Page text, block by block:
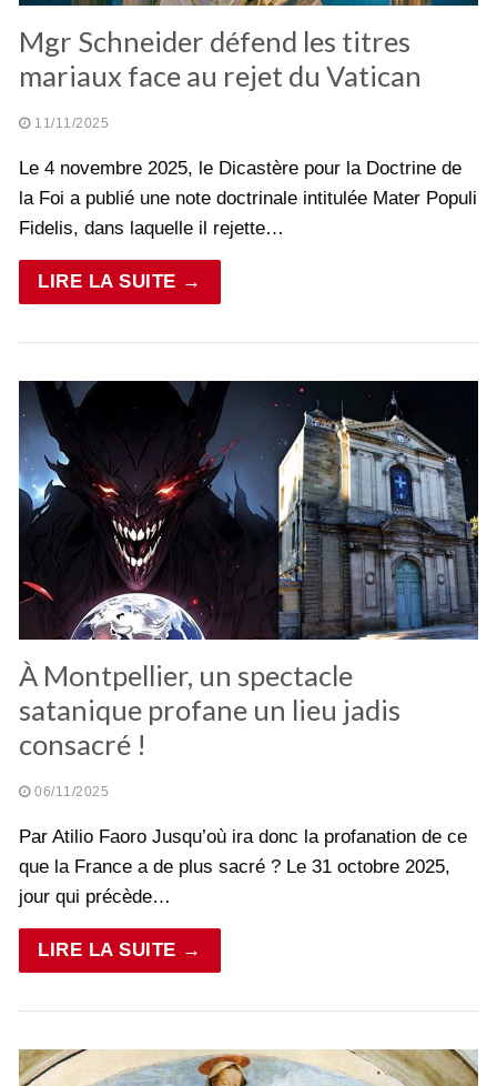
Mgr Schneider défend les titres
mariaux face au rejet du Vatican
11/11/2025
Le 4 novembre 2025, le Dicastère pour la Doctrine de
la Foi a publié une note doctrinale intitulée Mater Populi
Fidelis, dans laquelle il rejette…
LIRE LA SUITE →
À Montpellier, un spectacle
satanique profane un lieu jadis
consacré !
06/11/2025
Par Atilio Faoro Jusqu’où ira donc la profanation de ce
que la France a de plus sacré ? Le 31 octobre 2025,
jour qui précède…
LIRE LA SUITE →